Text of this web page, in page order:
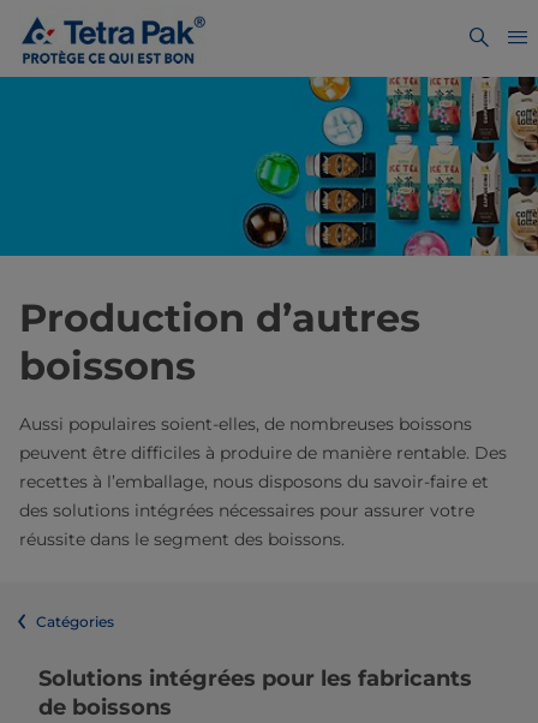
Production d’autres
boissons
Aussi populaires soient-elles, de nombreuses boissons
peuvent être difficiles à produire de manière rentable. Des
recettes à l’emballage, nous disposons du savoir-faire et
des solutions intégrées nécessaires pour assurer votre
réussite dans le segment des boissons.
Catégories
Solutions intégrées pour les fabricants
de boissons